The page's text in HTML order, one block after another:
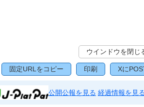
ウインドウを閉じ
固定URLをコピー 印刷 Xに
公開公報を見る 経過情報を見